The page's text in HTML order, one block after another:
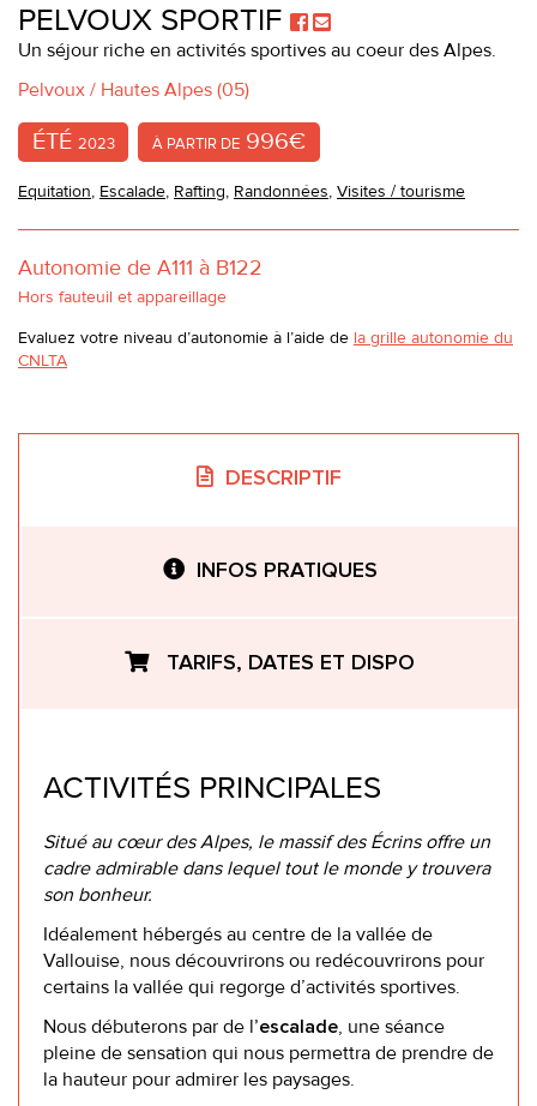
PELVOUX SPORTIF
Un séjour riche en activités sportives au coeur des Alpes.
Pelvoux / Hautes Alpes (05)
ÉTÉ 2023 À PARTIR DE 996€
Equitation, Escalade, Rafting, Randonnées, Visites / tourisme
Autonomie de A111 à B122
Hors fauteuil et appareillage
Evaluez votre niveau d’autonomie à l’aide de la grille autonomie du
CNLTA
DESCRIPTIF
INFOS PRATIQUES
TARIFS, DATES ET DISPO
ACTIVITÉS PRINCIPALES
Situé au cœur des Alpes, le massif des Écrins offre un
cadre admirable dans lequel tout le monde y trouvera
son bonheur.
Idéalement hébergés au centre de la vallée de
Vallouise, nous découvrirons ou redécouvrirons pour
certains la vallée qui regorge d’activités sportives.
Nous débuterons par de l’escalade, une séance
pleine de sensation qui nous permettra de prendre de
la hauteur pour admirer les paysages.